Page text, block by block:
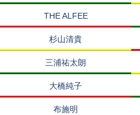
THE ALFEE
杉山清貴
三浦祐太朗
大橋純子
布施明